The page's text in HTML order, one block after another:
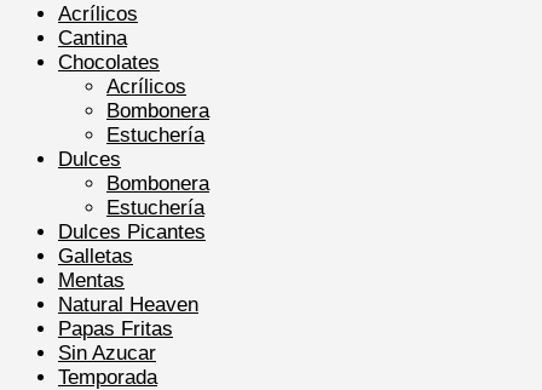
Acrílicos
Cantina
Chocolates
Acrílicos
Bombonera
Estuchería
Dulces
Bombonera
Estuchería
Dulces Picantes
Galletas
Mentas
Natural Heaven
Papas Fritas
Sin Azucar
Temporada